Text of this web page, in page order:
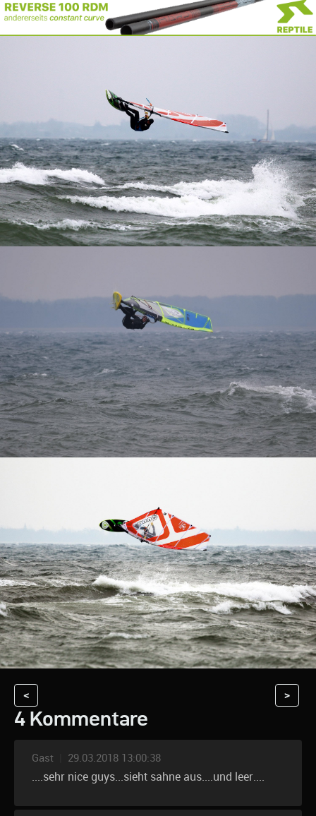
< >
4 Kommentare
Gast 29.03.2018 13:00:38
....sehr nice guys...sieht sahne aus....und leer....